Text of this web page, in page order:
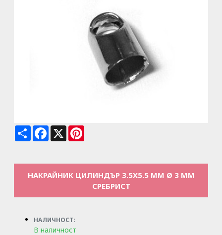
Share Facebook
X
НАКРАЙНИК ЦИЛИНДЪР 3.5X5.5 ММ Ø 3 ММ
СРЕБРИСТ
НАЛИЧНОСТ:
В наличност